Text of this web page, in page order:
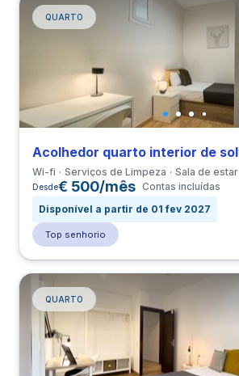
QUARTO
Wi-fi Serviços de Limpeza Sala de estar
Desde€ 500/mês Contas incluídas
Disponível a partir de 01 fev 2027
Top senhorio
QUARTO